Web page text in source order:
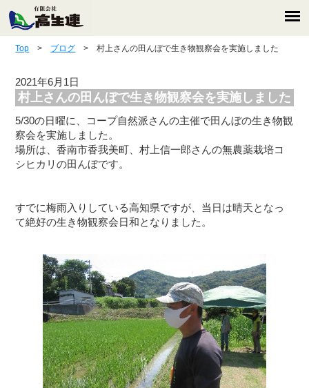
Top > ブログ > 村上さんの田んぼで生き物観察会を実施しました
2021年6月1日
村上さんの田んぼで生き物観察会を実施しました
5/30の日曜に、コープ自然派さんの主催で田んぼの生き物観
察会を実施しました。
場所は、香南市香我美町、村上信一郎さんの無農薬栽培コ
シヒカリの田んぼです。
すでに梅雨入りしている高知県ですが、当日は晴天となっ
て絶好の生き物観察会日和となりました。